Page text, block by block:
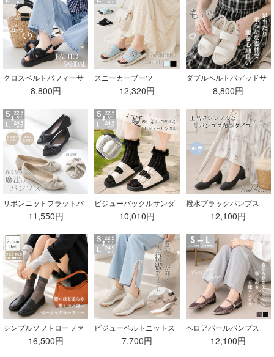
クロスベルトパフィーサ
8,800円
スニーカーブーツ
12,320円
ダブルベルトパデッドサ
8,800円
リボンニットフラットパ
11,550円
ビジューバックルサンダ
10,010円
撥水ブラックパンプス
12,100円
シンプルソフトローファ
16,500円
ビジューベルトニットス
ニーカー7,700円
ベロアパールパンプス
12,100円